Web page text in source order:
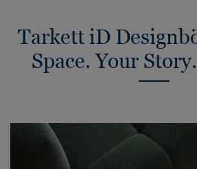
Tarkett iD
Space. Your